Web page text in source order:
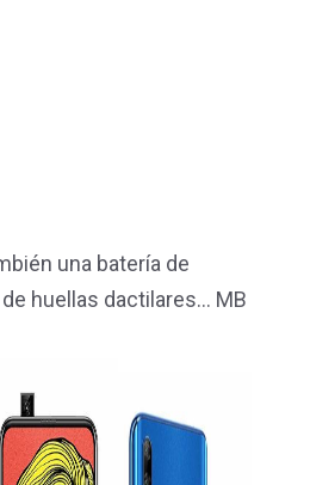
una batería de
huellas dactilares... MB